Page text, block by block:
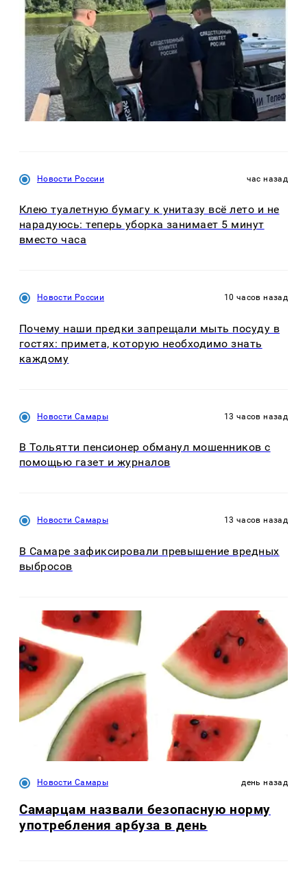
Новости России час назад
Клею туалетную бумагу к унитазу всё лето и не
нарадуюсь: теперь уборка занимает 5 минут
вместо часа
Новости России 10 часов назад
Почему наши предки запрещали мыть посуду в
гостях: примета, которую необходимо знать
каждому
Новости Самары 13 часов назад
В Тольятти пенсионер обманул мошенников с
помощью газет и журналов
Новости Самары 13 часов назад
В Самаре зафиксировали превышение вредных
выбросов
Новости Самары день назад
Самарцам назвали безопасную норму
употребления арбуза в день